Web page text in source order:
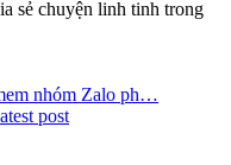
sẻ chuyện linh tinh trong
nhóm Zalo ph…
post